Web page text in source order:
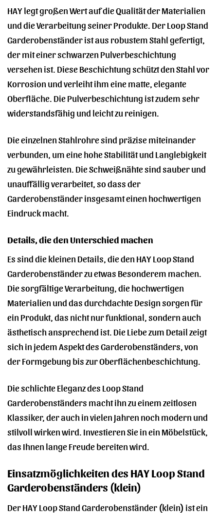
HAY legt großen Wert auf die Qualität der Materialien
und die Verarbeitung seiner Produkte. Der Loop Stand
Garderobenständer ist aus robustem Stahl gefertigt,
der mit einer schwarzen Pulverbeschichtung
versehen ist. Diese Beschichtung schützt den Stahl vor
Korrosion und verleiht ihm eine matte, elegante
Oberfläche. Die Pulverbeschichtung ist zudem sehr
widerstandsfähig und leicht zu reinigen.
Die einzelnen Stahlrohre sind präzise miteinander
verbunden, um eine hohe Stabilität und Langlebigkeit
zu gewährleisten. Die Schweißnähte sind sauber und
unauffällig verarbeitet, so dass der
Garderobenständer insgesamt einen hochwertigen
Eindruck macht.
Details, die den Unterschied machen
Es sind die kleinen Details, die den HAY Loop Stand
Garderobenständer zu etwas Besonderem machen.
Die sorgfältige Verarbeitung, die hochwertigen
Materialien und das durchdachte Design sorgen für
ein Produkt, das nicht nur funktional, sondern auch
ästhetisch ansprechend ist. Die Liebe zum Detail zeigt
sich in jedem Aspekt des Garderobenständers, von
der Formgebung bis zur Oberflächenbeschichtung.
Die schlichte Eleganz des Loop Stand
Garderobenständers macht ihn zu einem zeitlosen
Klassiker, der auch in vielen Jahren noch modern und
stilvoll wirken wird. Investieren Sie in ein Möbelstück,
das Ihnen lange Freude bereiten wird.
Einsatzmöglichkeiten des HAY Loop Stand
Garderobenständers (klein)
Der HAY Loop Stand Garderobenständer (klein) ist ein